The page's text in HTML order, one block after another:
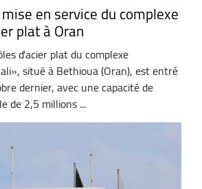
en service du complexe
plat à Oran
d'acier plat du complexe
situé à Bethioua (Oran), est entré
dernier, avec une capacité de
de 2,5 millions ...